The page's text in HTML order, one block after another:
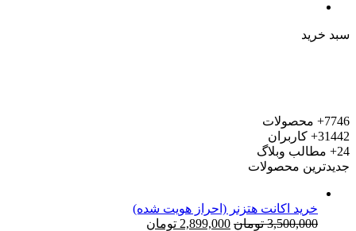
سبد خرید
7746+
محصولات
31442+
کاربران
24+
مطالب وبلاگ
جدیدترین محصولات
خرید اکانت هتزنر (احراز هویت شده)
3,500,000 تومان قیمت
2,899,000 تومان